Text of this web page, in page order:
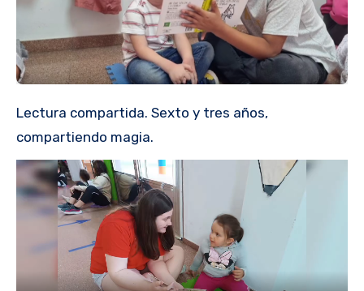
Lectura compartida. Sexto y tres años,
compartiendo magia.